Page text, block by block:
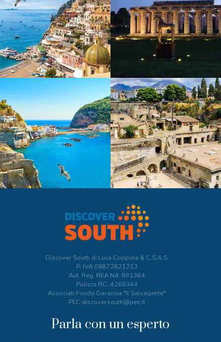
Discover South di Luca Coppola & C.S.A.S.
P. IVA 08872821213
Aut. Reg. REA NA-991364
Polizza RC: 4268344
Associati Fondo Garanzia "Il Salvagente"
PEC discoversouth@pec.it
Parla con un esperto